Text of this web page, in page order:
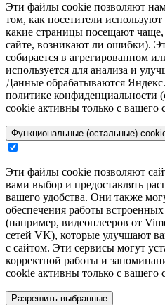
Эти файлы cookie позволяют
том, как посетители
какие страницы посещают чаще,
сайте, возникают ли ошибки).
собирается в агрегированном
используется для анализа и
Данные обрабатываются
политике конфиденциальности
cookie активны только с вашего
Функциональные (остальные)
Эти файлы cookie позволяют
вами выбор и предоставлять
вашего удобства. Они также
обеспечения работы встроенных
(например, видеоплееров от
сетей VK), которые улучшают
с сайтом. Эти сервисы могут
корректной работы и
cookie активны только с вашего
Разрешить выбранные